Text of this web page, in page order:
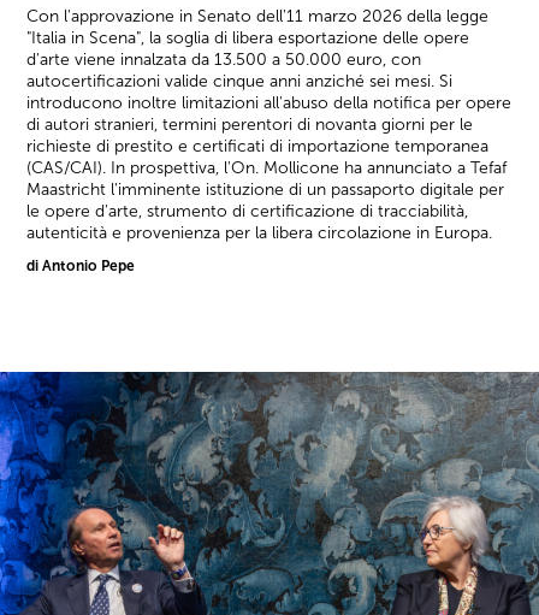
Con l'approvazione in Senato dell'11 marzo 2026 della legge
"Italia in Scena", la soglia di libera esportazione delle opere
d'arte viene innalzata da 13.500 a 50.000 euro, con
autocertificazioni valide cinque anni anziché sei mesi. Si
introducono inoltre limitazioni all'abuso della notifica per opere
di autori stranieri, termini perentori di novanta giorni per le
richieste di prestito e certificati di importazione temporanea
(CAS/CAI). In prospettiva, l'On. Mollicone ha annunciato a Tefaf
Maastricht l'imminente istituzione di un passaporto digitale per
le opere d'arte, strumento di certificazione di tracciabilità,
autenticità e provenienza per la libera circolazione in Europa.
di Antonio Pepe